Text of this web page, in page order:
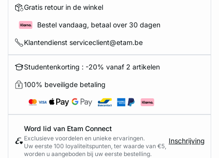
Gratis retour in de winkel
Bestel vandaag, betaal over 30 dagen
Klantendienst serviceclient@etam.be
Studentenkorting : -20% vanaf 2 artikelen
100% beveiligde betaling
Word lid van Etam Connect
Exclusieve voordelen en unieke ervaringen.
Uw eerste 100 loyaliteitspunten, ter waarde van €5,
worden u aangeboden bij uw eerste bestelling.
Inschrijving